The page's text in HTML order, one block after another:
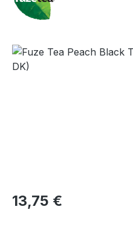
Bildergalerie überspringen
13,75 €